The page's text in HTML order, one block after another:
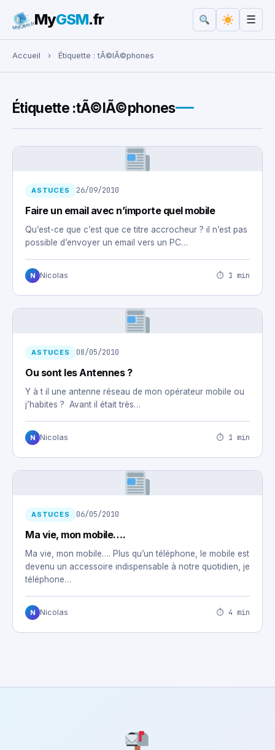
Rechercher :
MyGSM.fr ☰
Accueil › Étiquette :tÃ©lÃ©phones
Étiquette :tÃ©lÃ©phones
ASTUCES 26/09/2010
Faire un email avec n’importe quel mobile
Qu’est-ce que c’est que ce titre accrocheur ? il n’est pas
possible d’envoyer un email vers un PC…
N Nicolas ⏱ 1 min
ASTUCES 08/05/2010
Ou sont les Antennes ?
Y à t il une antenne réseau de mon opérateur mobile ou
j’habites ? Avant il était très…
N Nicolas ⏱ 1 min
ASTUCES 06/05/2010
Ma vie, mon mobile….
Ma vie, mon mobile…. Plus qu’un téléphone, le mobile est
devenu un accessoire indispensable à notre quotidien, je
téléphone…
N Nicolas ⏱ 4 min